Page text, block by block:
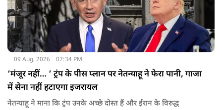
09 Aug, 2026 07:34 PM
‘मंजूर नहीं… ‘ ट्रंप के पीस प्लान पर नेतन्याहू ने फेरा पानी, गाजा
में सेना नहीं हटाएगा इजरायल
नेतन्याहू ने माना कि ट्रंप उनके अच्छे दोस्त हैं और ईरान के विरुद्ध